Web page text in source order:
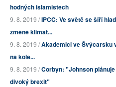
hodných islamistech
9. 8. 2019 /IPCC: Ve světě se šíří
změně klimat...
9. 8. 2019 /Akademici ve Švýcarsku
na kole...
9. 8. 2019 /Corbyn: "Johnson
divoký brexit"